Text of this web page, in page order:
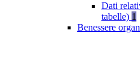
Dati
tabelle) 1
Benessere